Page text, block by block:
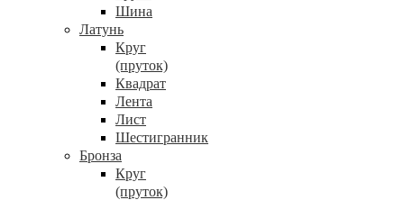
Шина
Латунь
Круг
(пруток)
Квадрат
Лента
Лист
Шестигранник
Бронза
Круг
(пруток)